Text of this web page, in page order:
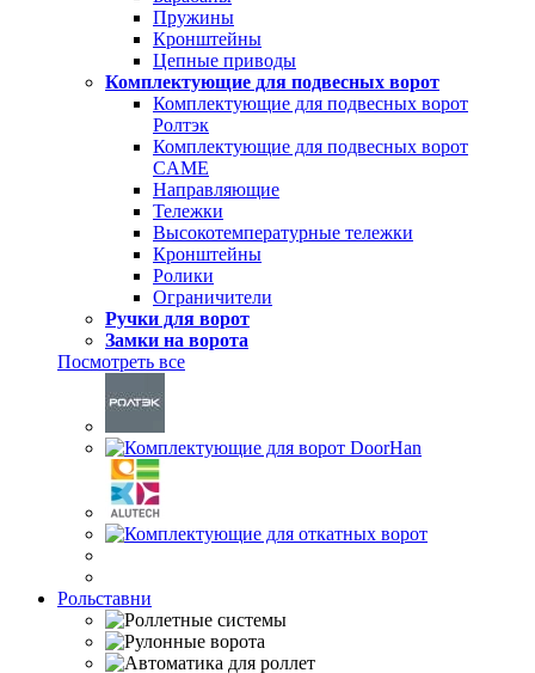
Пружины
Кронштейны
Цепные приводы
Комплектующие для подвесных ворот
Комплектующие для подвесных ворот
Ролтэк
Комплектующие для подвесных ворот
CAME
Направляющие
Тележки
Высокотемпературные тележки
Кронштейны
Ролики
Ограничители
Ручки для ворот
Замки на ворота
Посмотреть все
Рольставни